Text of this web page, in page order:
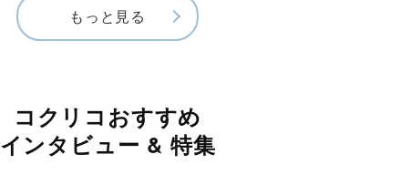
もっと見る
コクリコおすすめ
インタビュー & 特集